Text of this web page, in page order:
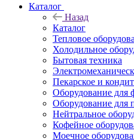
Каталог
Назад
Каталог
Тепловое
Холодильное
Бытовая техника
Пекарское и
Оборудование для
Оборудование для
Нейтральное
Кофейное
Моечное